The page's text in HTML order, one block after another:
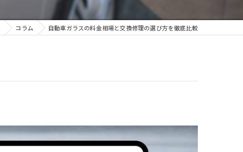
ディンプルアート
コラム 自動車ガラスの料金相場と交換修理の選び方を徹底比較